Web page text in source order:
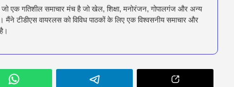
एक गतिशील समाचार मंच है जो खेल, शिक्षा, मनोरंजन, गोपालगंज और अन्य
मैंने टीडीएस वायरलस को विविध पाठकों के लिए एक विश्वसनीय समाचार और